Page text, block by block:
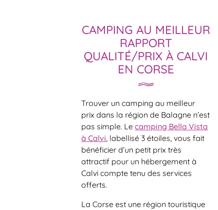
CAMPING AU MEILLEUR
RAPPORT
QUALITÉ/PRIX À CALVI
EN CORSE
Trouver un camping au meilleur
prix dans la région de Balagne n’est
pas simple. Lecamping Bella Vista
à Calvi , labellisé 3 étoiles, vous fait
bénéficier d’un petit prix très
attractif pour un hébergement à
Calvi compte tenu des services
offerts.
La Corse est une région touristique